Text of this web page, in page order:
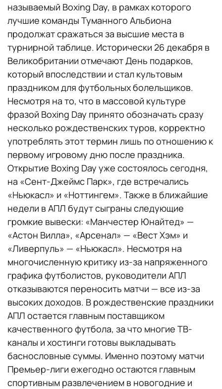
называемый Boxing Day, в рамках которого
лучшие команды Туманного Альбиона
продолжат сражаться за высшие места в
турнирной таблице. Исторически 26 декабря в
Великобритании отмечают День подарков,
который впоследствии и стал культовым
праздником для футбольных болельщиков.
Несмотря на то, что в массовой культуре
фразой Boxing Day принято обозначать сразу
несколько рождественских туров, корректно
употреблять этот термин лишь по отношению к
первому игровому дню после праздника.
Открытие Boxing Day уже состоялось сегодня,
на «Сент-Джеймс Парк», где встречались
«Ньюкасл» и «Ноттингем». Также в ближайшие
недели в АПЛ будут сыграны следующие
громкие вывески: «Манчестер Юнайтед» —
«Астон Вилла», «Арсенал» — «Вест Хэм» и
«Ливерпуль» — «Ньюкасл». Несмотря на
многочисленную критику из-за напряженного
графика футболистов, руководители АПЛ
отказываются переносить матчи — все из-за
высоких доходов. В рождественские праздники
АПЛ остается главным поставщиком
качественного футбола, за что многие ТВ-
каналы и хостинги готовы выкладывать
баснословные суммы. Именно поэтому матчи
Премьер-лиги ежегодно остаются главным
спортивным развлечением в новогодние и